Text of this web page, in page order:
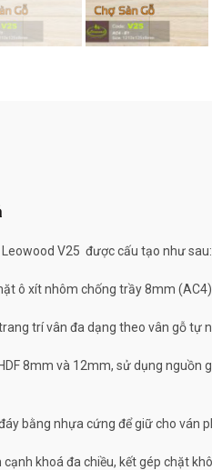
Leowood V25 được cấu tạo như sau:
ô xít nhôm chống trầy 8mm
trí vân đa dạng theo vân gỗ tự
8mm và 12mm, sử dụng nguồn
bằng nhựa cứng để giữ cho ván
cạnh khoá đa chiều, kết gép chặt